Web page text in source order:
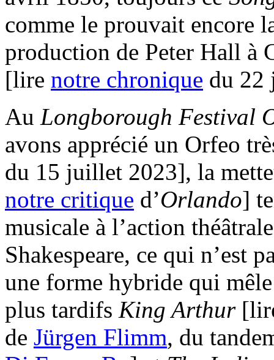
comme le prouvait encore
production de Peter Hall à
[lire notre chronique du 22
Au Longborough Festival
avons apprécié un Orfeo
du 15 juillet 2023], la
notre critique d’Orlando]
musicale à l’action
Shakespeare, ce qui n’est
une forme hybride qui
plus tardifs King Arthur
de Jürgen Flimm, du